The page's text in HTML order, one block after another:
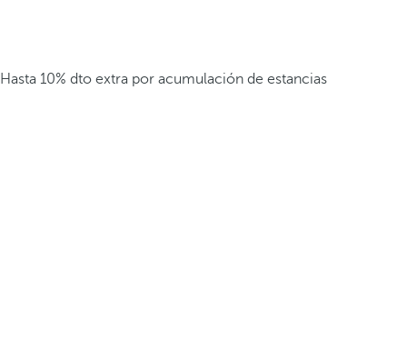
Hasta 10% dto extra por acumulación de estancias